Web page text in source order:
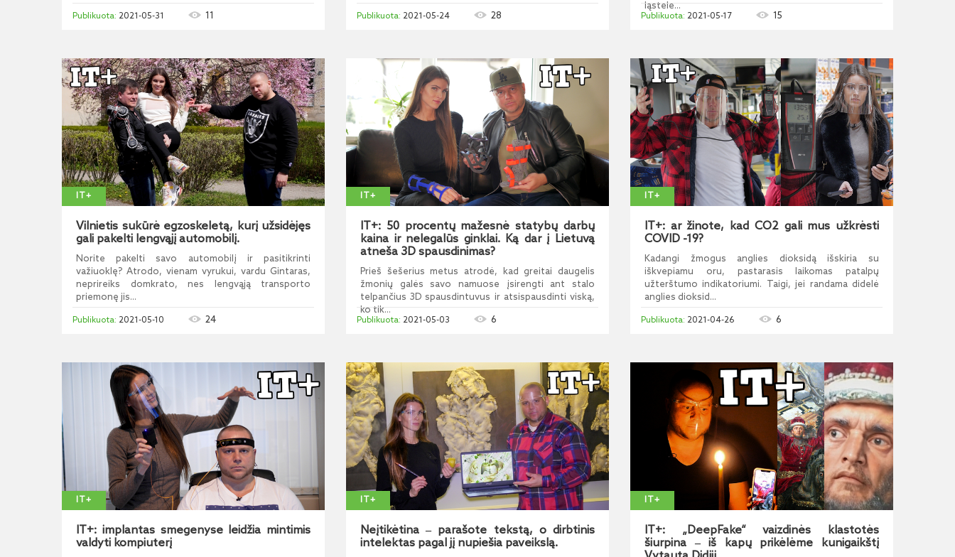
2021-05-31 11 2021-05-24 28
ląstele...
2021-05-17 15
IT+
Vilnietis sukūrė egzoskeletą, kurį užsidėjęs
gali pakelti lengvąjį automobilį.
Norite pakelti savo automobilį ir pasitikrinti
važiuoklę? Atrodo, vienam vyrukui, vardu Gintaras,
neprireiks domkrato, nes lengvąją transporto
priemonę jis...
2021-05-10 24
IT+
IT+: 50 procentų mažesnė statybų darbų
kaina ir nelegalūs ginklai. Ką dar į Lietuvą
atneša 3D spausdinimas?
Prieš šešerius metus atrodė, kad greitai daugelis
žmonių galės savo namuose įsirengti ant stalo
telpančius 3D spausdintuvus ir atsispausdinti viską,
ko tik...
2021-05-03 6
IT+
IT+: ar žinote, kad CO2 gali mus užkrėsti
COVID -19?
Kadangi žmogus anglies dioksidą išskiria su
iškvepiamu oru, pastarasis laikomas patalpų
užterštumo indikatoriumi. Taigi, jei randama didelė
anglies dioksid...
2021-04-26 6
IT+
IT+: implantas smegenyse leidžia mintimis
valdyti kompiuterį
IT+
Neįtikėtina ‒ parašote tekstą, o dirbtinis
intelektas pagal jį nupiešia paveikslą.
IT+
IT+: „DeepFake“ vaizdinės klastotės
šiurpina ‒ iš kapų prikėlėme kunigaikštį